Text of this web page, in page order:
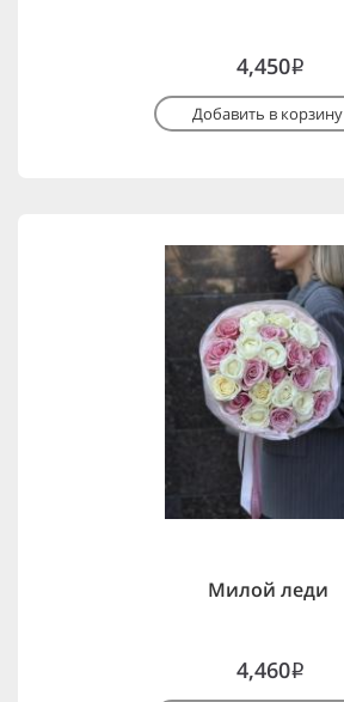
4,450i
Добавить в корзину
Милой леди
4,460i